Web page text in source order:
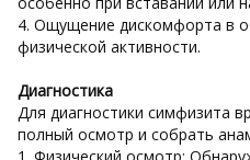
4. Ощущение дискомфорта в
физической активности.
Диагностика
Для диагностики симфизита
полный осмотр и собрать